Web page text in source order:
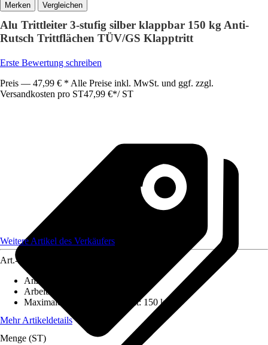
Vergleichen
Alu Trittleiter 3-stufig silber klappbar 150 kg Anti-
Rutsch Trittflächen TÜV/GS Klapptritt
Erste Bewertung schreiben
Preis — 47,99 € * Alle Preise inkl. MwSt. und ggf. zzgl.
Versandkosten pro ST47,99 €*/ ST
Weitere Artikel des Verkäufers
Art.-Nr.
Anzahl Sprossen/Stufen
Arbeitshöhe
Maximales Belastungsgewicht:150 kg
Mehr Artikeldetails
Menge (ST)